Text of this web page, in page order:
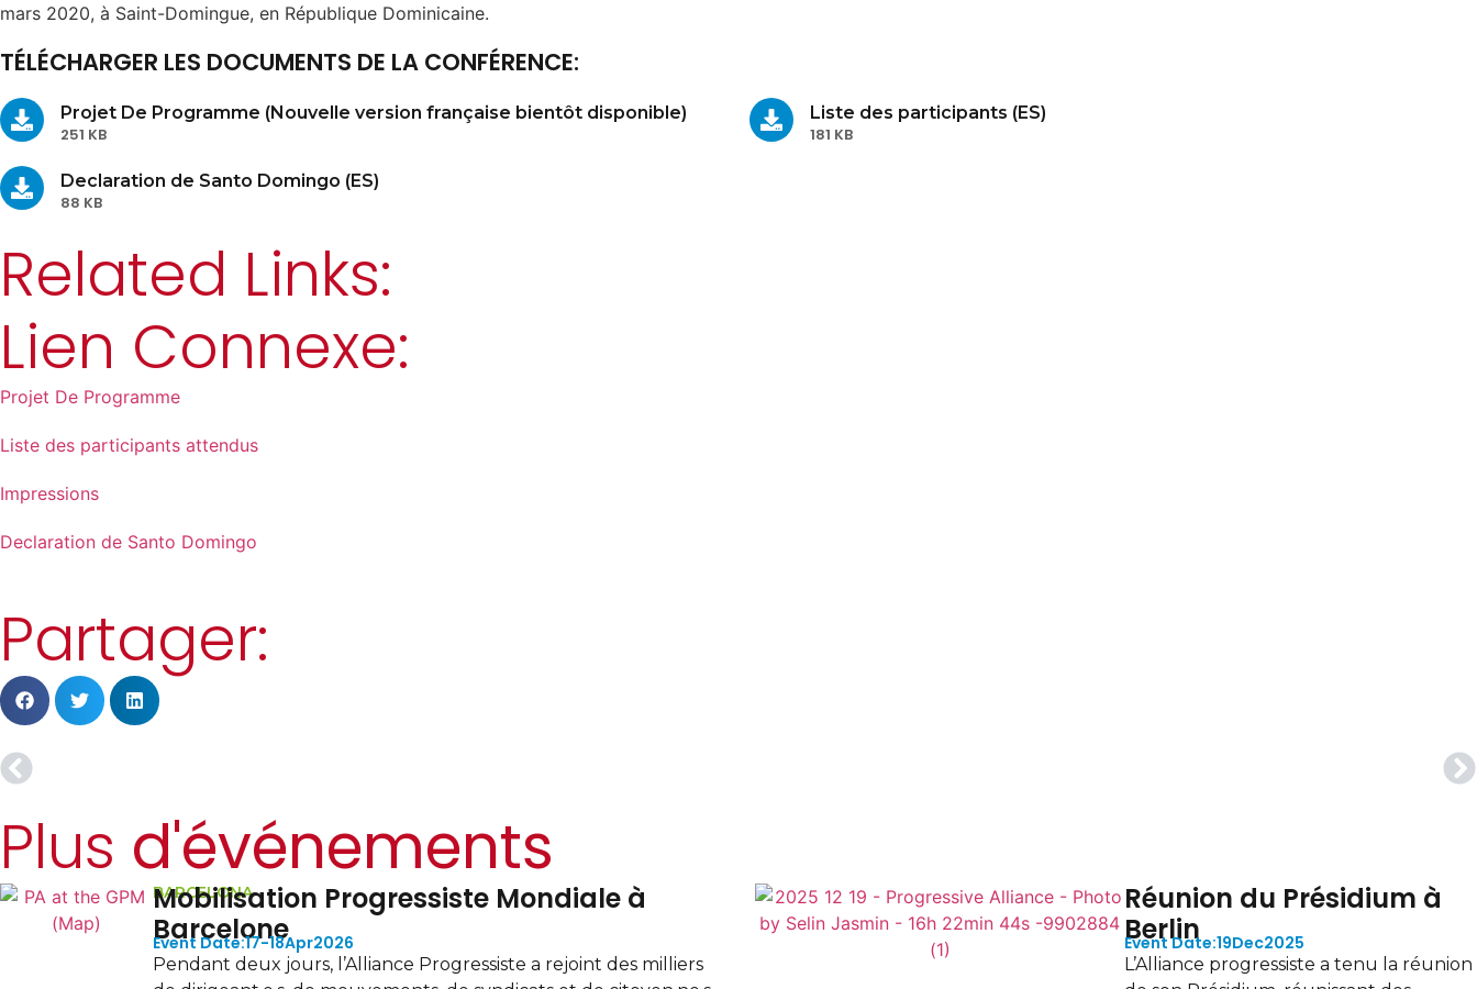
mars 2020, à Saint-Domingue, en République Dominicaine.
TÉLÉCHARGER LES DOCUMENTS DE LA CONFÉRENCE:
Projet De Programme (Nouvelle version française bientôt disponible)
251 KB
Liste des participants (ES)
181 KB
Declaration de Santo Domingo (ES)
88 KB
Related Links:
Lien Connexe:
Projet De Programme
Liste des participants attendus
Impressions
Declaration de Santo Domingo
Partager:
Plus d'événements
Réunion du Présidium à
L’Alliance progressiste a tenu la réunion
La démocratie doit à nouveau tenir ses
promesses : l’Alliance Progressiste au
Laboratoire de la démocratie de